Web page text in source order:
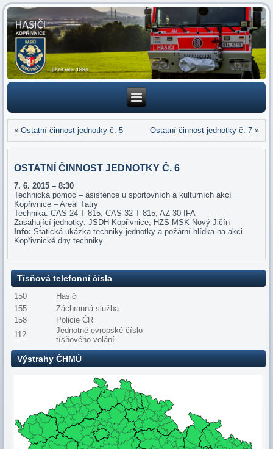
«Ostatní činnost jednotky č. 5 Ostatní činnost jednotky č. 7»
OSTATNÍ ČINNOST JEDNOTKY Č. 6
7. 6. 2015 – 8:30
Technická pomoc – asistence u sportovních a kulturních akcí
Kopřivnice – Areál Tatry
Technika: CAS 24 T 815, CAS 32 T 815, AZ 30 IFA
Zasahující jednotky: JSDH Kopřivnice, HZS MSK Nový Jičín
Info: Statická ukázka techniky jednotky a požární hlídka na akci
Kopřivnické dny techniky.
Tísňová telefonní čísla
150
Hasiči
155
Záchranná služba
158
Policie ČR
112
Jednotné evropské číslo
tísňového volání
Výstrahy ČHMÚ